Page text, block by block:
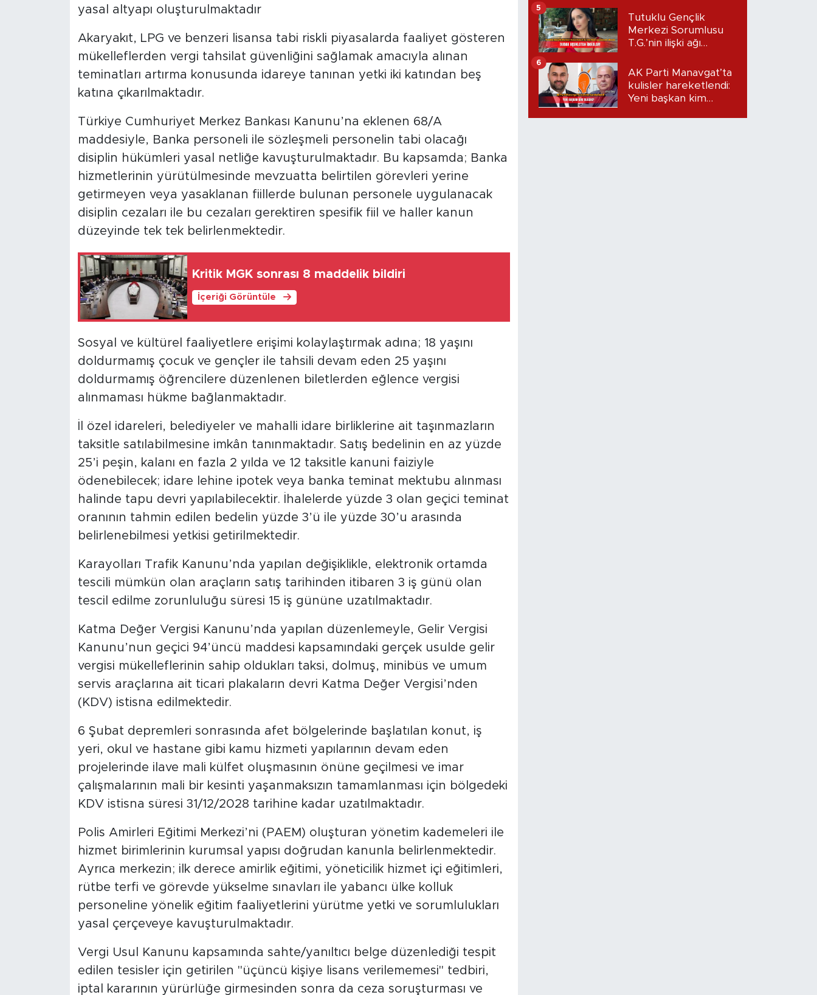
yasal altyapı oluşturulmaktadır
Akaryakıt, LPG ve benzeri lisansa tabi riskli piyasalarda faaliyet gösteren
mükelleflerden vergi tahsilat güvenliğini sağlamak amacıyla alınan
teminatları artırma konusunda idareye tanınan yetki iki katından beş
katına çıkarılmaktadır.
Türkiye Cumhuriyet Merkez Bankası Kanunu’na eklenen 68/A
maddesiyle, Banka personeli ile sözleşmeli personelin tabi olacağı
disiplin hükümleri yasal netliğe kavuşturulmaktadır. Bu kapsamda; Banka
hizmetlerinin yürütülmesinde mevzuatta belirtilen görevleri yerine
getirmeyen veya yasaklanan fiillerde bulunan personele uygulanacak
disiplin cezaları ile bu cezaları gerektiren spesifik fiil ve haller kanun
düzeyinde tek tek belirlenmektedir.
Kritik MGK sonrası 8 maddelik bildiri
İçeriği Görüntüle
Sosyal ve kültürel faaliyetlere erişimi kolaylaştırmak adına; 18 yaşını
doldurmamış çocuk ve gençler ile tahsili devam eden 25 yaşını
doldurmamış öğrencilere düzenlenen biletlerden eğlence vergisi
alınmaması hükme bağlanmaktadır.
İl özel idareleri, belediyeler ve mahalli idare birliklerine ait taşınmazların
taksitle satılabilmesine imkân tanınmaktadır. Satış bedelinin en az yüzde
25’i peşin, kalanı en fazla 2 yılda ve 12 taksitle kanuni faiziyle
ödenebilecek; idare lehine ipotek veya banka teminat mektubu alınması
halinde tapu devri yapılabilecektir. İhalelerde yüzde 3 olan geçici teminat
oranının tahmin edilen bedelin yüzde 3’ü ile yüzde 30’u arasında
belirlenebilmesi yetkisi getirilmektedir.
Karayolları Trafik Kanunu’nda yapılan değişiklikle, elektronik ortamda
tescili mümkün olan araçların satış tarihinden itibaren 3 iş günü olan
tescil edilme zorunluluğu süresi 15 iş gününe uzatılmaktadır.
Katma Değer Vergisi Kanunu’nda yapılan düzenlemeyle, Gelir Vergisi
Kanunu’nun geçici 94’üncü maddesi kapsamındaki gerçek usulde gelir
vergisi mükelleflerinin sahip oldukları taksi, dolmuş, minibüs ve umum
servis araçlarına ait ticari plakaların devri Katma Değer Vergisi’nden
(KDV) istisna edilmektedir.
6 Şubat depremleri sonrasında afet bölgelerinde başlatılan konut, iş
yeri, okul ve hastane gibi kamu hizmeti yapılarının devam eden
projelerinde ilave mali külfet oluşmasının önüne geçilmesi ve imar
çalışmalarının mali bir kesinti yaşanmaksızın tamamlanması için bölgedeki
KDV istisna süresi 31/12/2028 tarihine kadar uzatılmaktadır.
Polis Amirleri Eğitimi Merkezi’ni (PAEM) oluşturan yönetim kademeleri ile
hizmet birimlerinin kurumsal yapısı doğrudan kanunla belirlenmektedir.
Ayrıca merkezin; ilk derece amirlik eğitimi, yöneticilik hizmet içi eğitimleri,
rütbe terfi ve görevde yükselme sınavları ile yabancı ülke kolluk
personeline yönelik eğitim faaliyetlerini yürütme yetki ve sorumlulukları
yasal çerçeveye kavuşturulmaktadır.
Vergi Usul Kanunu kapsamında sahte/yanıltıcı belge düzenlediği tespit
edilen tesisler için getirilen "üçüncü kişiye lisans verilememesi" tedbiri,
iptal kararının yürürlüğe girmesinden sonra da ceza soruşturması ve
Tutuklu Gençlik
Merkezi Sorumlusu
T.G.’nin ilişki ağı
Dudak uçuklatan
iddialar!
5
AK Parti Manavgat’ta
kulisler hareketlendi:
Yeni başkan kim
6